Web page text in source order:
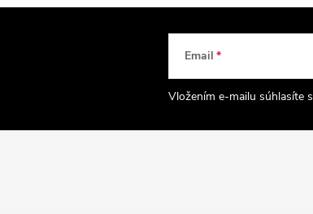
Email
Vložením e-mailu súhlasíte s